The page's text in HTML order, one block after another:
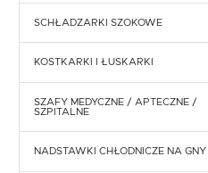
ES SYSTEM K - LADY CHŁODNICZE
LADY MROŹNICZE
SCHODKI, STELAŻE DO LAD
CHŁODNICZYCH
AKCESORIA CHŁODNICZE
SCHŁADZARKI SZOKOWE
KOSTKARKI I ŁUSKARKI
KOSTKARKI I WYTWORNICE KOSTEK
SZAFY MEDYCZNE / APTECZNE /
SZPITALNE
NADSTAWKI CHŁODNICZE NA GNY